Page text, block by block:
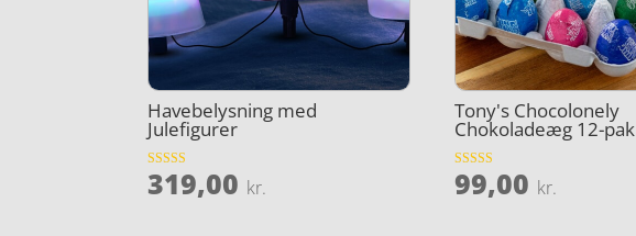
Havebelysning med
Julefigurer
Vurderet
4.7
319,00 kr.
Tony's Chocolonely
Chokoladeæg 12-pak
Vurderet
4.2
99,00 kr.